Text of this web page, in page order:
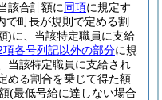
該合計額に同項に規定す
で町長が規則で定める割
)に、当該特定職員に支給
項各号列記以外の部分に規
当該特定職員に支給され
める割合を乗じて得た額
(最低号給に達しない場合